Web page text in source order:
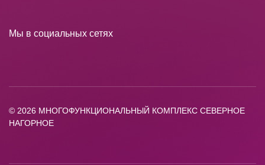
Мы в социальных сетях
© 2026 МНОГОФУНКЦИОНАЛЬНЫЙ КОМПЛЕКС СЕВЕРНОЕ
НАГОРНОЕ